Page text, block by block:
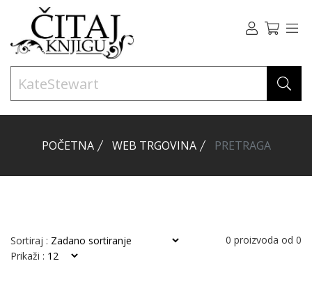
POČETNA WEB TRGOVINA PRETRAGA
Sortiraj : 0 proizvoda od 0
Prikaži :